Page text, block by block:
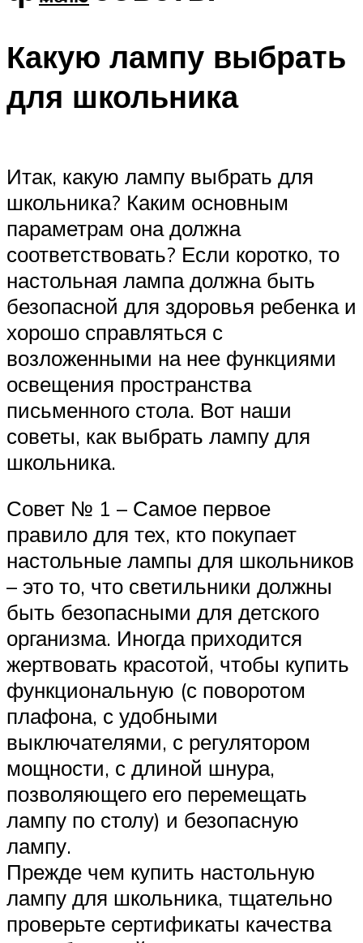
Какую лампу выбрать
для школьника
Итак, какую лампу выбрать для
школьника? Каким основным
параметрам она должна
соответствовать? Если коротко, то
настольная лампа должна быть
безопасной для здоровья ребенка и
хорошо справляться с
возложенными на нее функциями
освещения пространства
письменного стола. Вот наши
советы, как выбрать лампу для
школьника.
Совет № 1 – Самое первое
правило для тех, кто покупает
настольные лампы для школьников
– это то, что светильники должны
быть безопасными для детского
организма. Иногда приходится
жертвовать красотой, чтобы купить
функциональную (с поворотом
плафона, с удобными
выключателями, с регулятором
мощности, с длиной шнура,
позволяющего его перемещать
лампу по столу) и безопасную
лампу.
Прежде чем купить настольную
лампу для школьника, тщательно
проверьте сертификаты качества